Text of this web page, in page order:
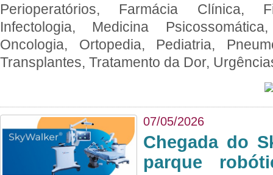
Perioperatórios, Farmácia Clínica,
Infectologia, Medicina
Oncologia, Ortopedia, Pediatria,
Transplantes, Tratamento da Dor,
07/05/2026
Chegada do
parque